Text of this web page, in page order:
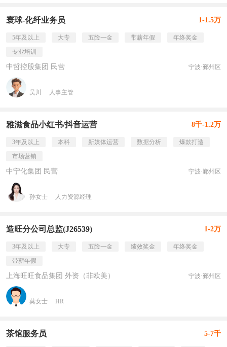
寰球-化纤业务员 1-1.5万
5年及以上 大专 五险一金 带薪年假
年终奖金
专业培训
中哲控股集团 民营 宁波·鄞州区
吴川 人事主管
雅滋食品小红书/抖音运营 8千-1.2万
3年及以上 本科 新媒体运营 数据分析
爆款打造
市场营销
中宁化集团 民营 宁波·鄞州区
孙女士 人力资源经理
造旺分公司总监(J26539) 1-2万
3年及以上 大专 五险一金 绩效奖金
年终奖金
带薪年假
上海旺旺食品集团 外资（非欧美） 宁波·鄞州区
莫女士 HR
茶馆服务员 5-7千